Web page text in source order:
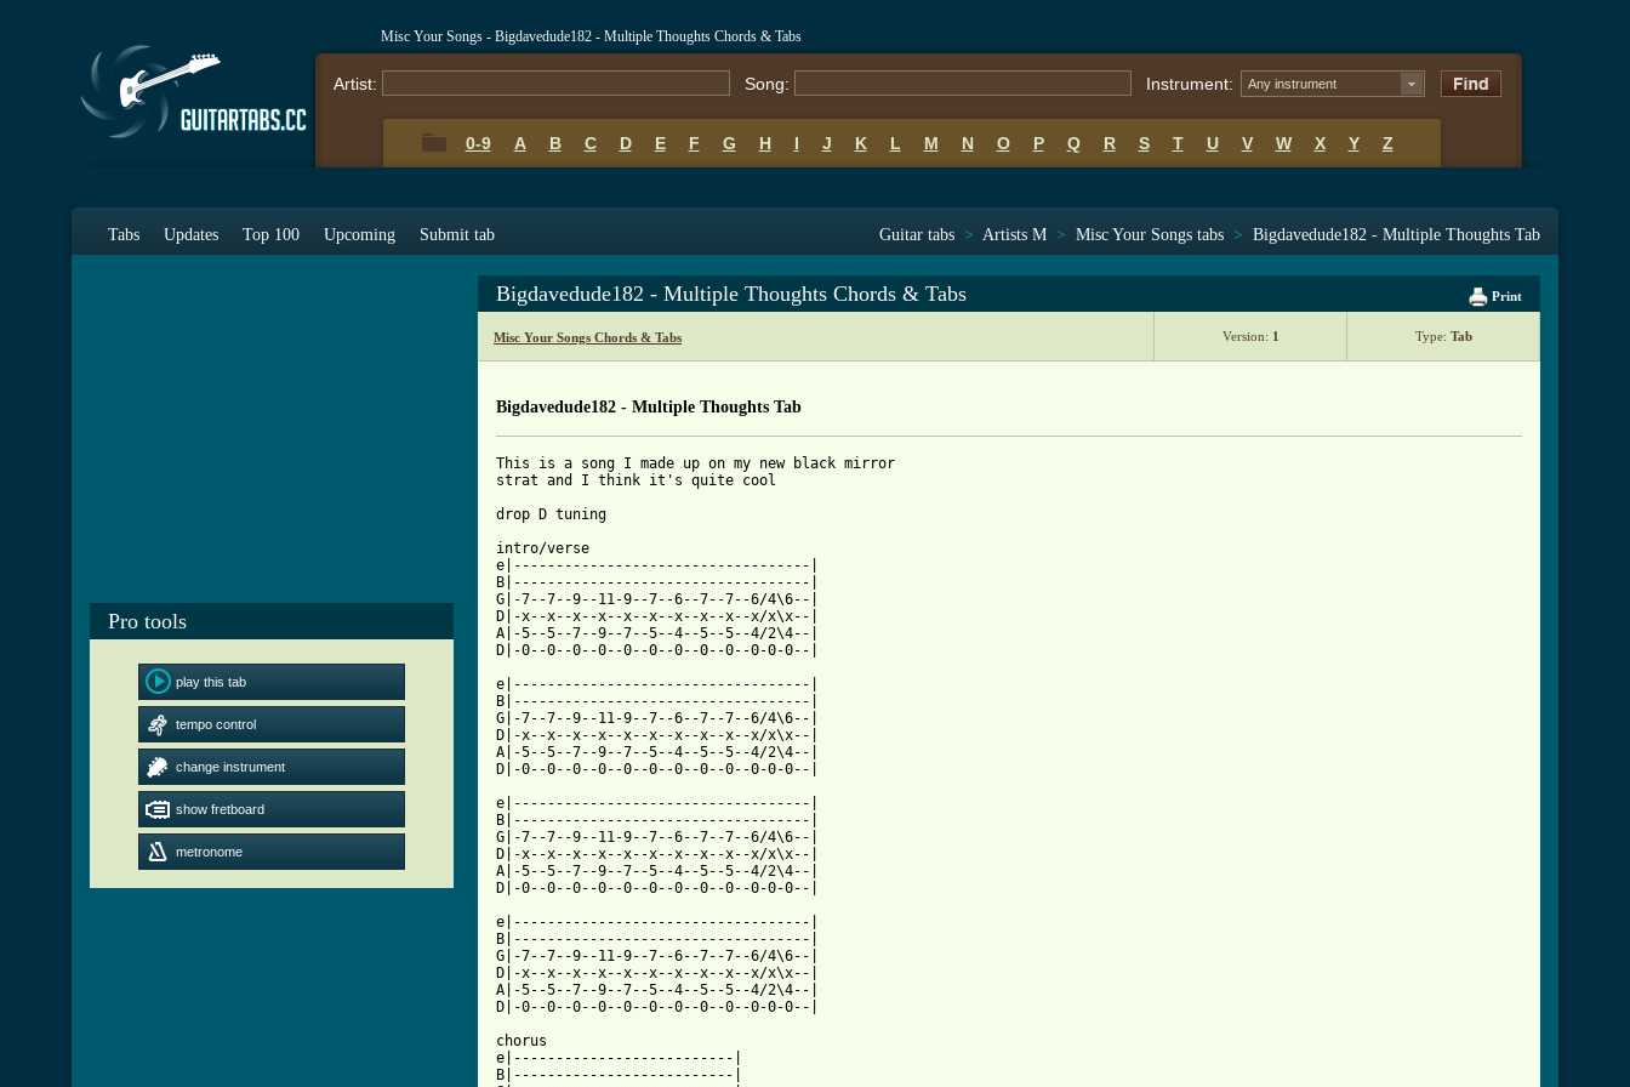
Misc Your Songs - Bigdavedude182 - Multiple Thoughts Chords & Tabs
Artist: Song: Instrument: Any instrument
0-9 A B C D E F G H I J K L M N O P Q R S T U V W X Y Z
Tabs Updates Top 100 Upcoming Submit tab Guitar tabs > Artists M > Misc Your Songs tabs > Bigdavedude182 - Multiple Thoughts Tab
Pro tools
play this tab
tempo control
change instrument
show fretboard
metronome
Print
Bigdavedude182 - Multiple Thoughts Chords & Tabs
Misc Your Songs Chords & Tabs Version: 1 Type: Tab
Bigdavedude182 - Multiple Thoughts Tab
This is a song I made up on my new black mirror
strat and I think it's quite cool
drop D tuning
intro/verse
e|-----------------------------------|
B|-----------------------------------|
G|-7--7--9--11-9--7--6--7--7--6/4\6--|
D|-x--x--x--x--x--x--x--x--x--x/x\x--|
A|-5--5--7--9--7--5--4--5--5--4/2\4--|
D|-0--0--0--0--0--0--0--0--0--0-0-0--|
e|-----------------------------------|
B|-----------------------------------|
G|-7--7--9--11-9--7--6--7--7--6/4\6--|
D|-x--x--x--x--x--x--x--x--x--x/x\x--|
A|-5--5--7--9--7--5--4--5--5--4/2\4--|
D|-0--0--0--0--0--0--0--0--0--0-0-0--|
e|-----------------------------------|
B|-----------------------------------|
G|-7--7--9--11-9--7--6--7--7--6/4\6--|
D|-x--x--x--x--x--x--x--x--x--x/x\x--|
A|-5--5--7--9--7--5--4--5--5--4/2\4--|
D|-0--0--0--0--0--0--0--0--0--0-0-0--|
e|-----------------------------------|
B|-----------------------------------|
G|-7--7--9--11-9--7--6--7--7--6/4\6--|
D|-x--x--x--x--x--x--x--x--x--x/x\x--|
A|-5--5--7--9--7--5--4--5--5--4/2\4--|
D|-0--0--0--0--0--0--0--0--0--0-0-0--|
chorus
e|--------------------------|
B|--------------------------|